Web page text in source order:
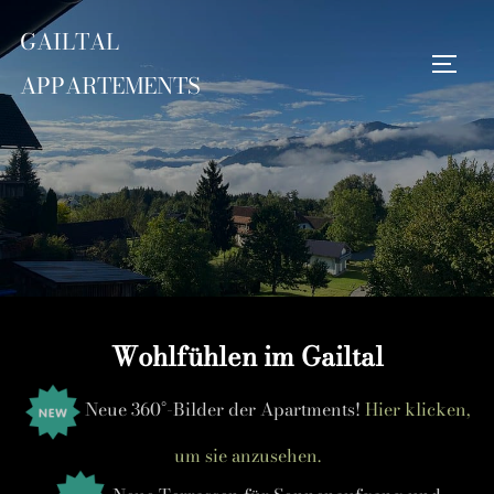
Inhalt
springen
GAILTAL
APPARTEMENTS
Suchen
nach:
Wohlfühlen im Gailtal
Neue 360°-Bilder der Apartments! Hier klicken,
um sie anzusehen.